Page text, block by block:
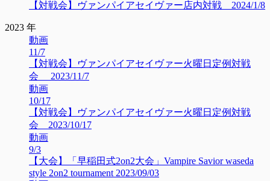
【対戦会】ヴァンパイアセイヴァー店内対戦 2024/1/8
2023 年
動画
11/7
【対戦会】ヴァンパイアセイヴァー火曜日定例対戦
会 2023/11/7
動画
10/17
【対戦会】ヴァンパイアセイヴァー火曜日定例対戦
会 2023/10/17
動画
9/3
【大会】「早稲田式2on2大会」Vampire Savior waseda
style 2on2 tournament 2023/09/03